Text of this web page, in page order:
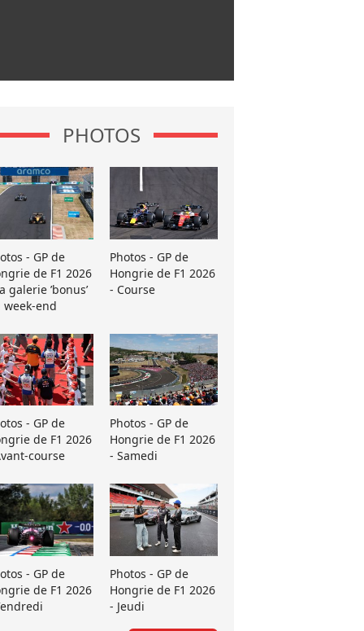
PHOTOS
- GP de
de F1 2026
galerie ’bonus’
week-end
Photos - GP de
Hongrie de F1 2026
- Course
- GP de
de F1 2026
course
Photos - GP de
Hongrie de F1 2026
- Samedi
- GP de
de F1 2026
Photos - GP de
Hongrie de F1 2026
- Jeudi